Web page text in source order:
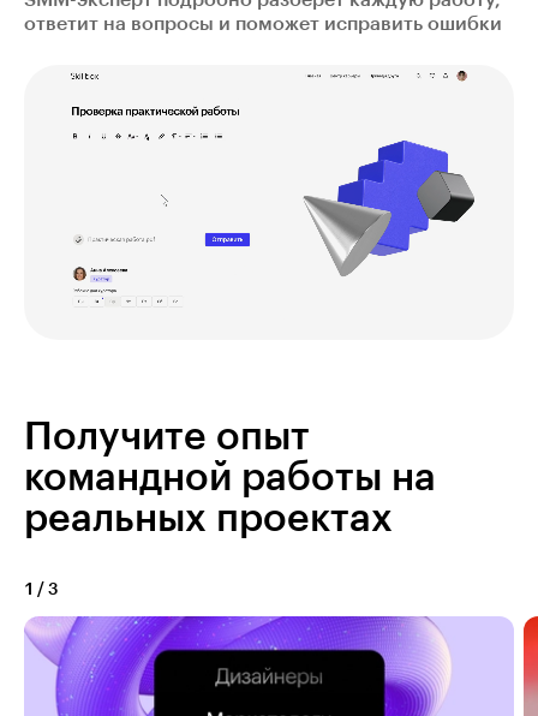
ответит на вопросы и поможет исправить ошибки
Получите опыт
командной работы на
реальных проектах
1 / 3